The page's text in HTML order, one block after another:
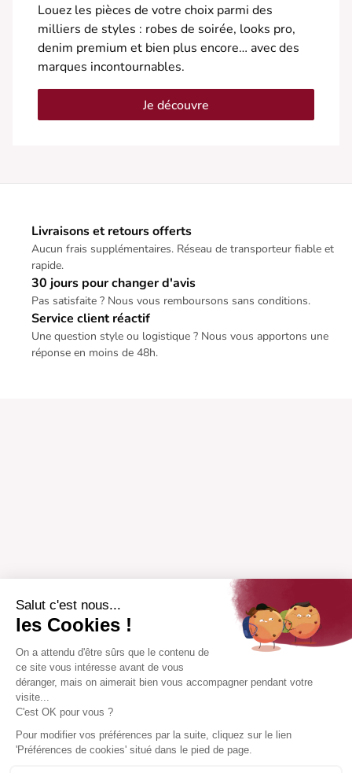
Salut c'est nous...
les Cookies !
On a attendu d'être sûrs que le contenu de
ce site vous intéresse avant de vous
déranger, mais on aimerait bien vous accompagner pendant votre
visite...
C'est OK pour vous ?
Pour modifier vos préférences par la suite, cliquez sur le lien
'Préférences de cookies' situé dans le pied de page.
Louez les pièces de votre choix parmi des
milliers de styles : robes de soirée, looks pro,
denim premium et bien plus encore… avec des
marques incontournables.
Je découvre
Livraisons et retours offerts
Aucun frais supplémentaires. Réseau de transporteur fiable et
rapide.
30 jours pour changer d'avis
Pas satisfaite ? Nous vous remboursons sans conditions.
Service client réactif
Une question style ou logistique ? Nous vous apportons une
réponse en moins de 48h.